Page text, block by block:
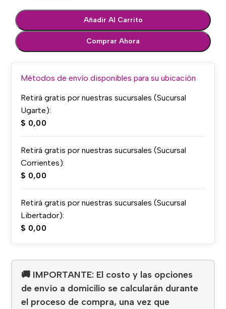
Añadir Al Carrito
Comprar Ahora
Métodos de envío disponibles para su ubicación
Retirá gratis por nuestras sucursales (Sucursal
Ugarte):
$ 0,00
Retirá gratis por nuestras sucursales (Sucursal
Corrientes):
$ 0,00
Retirá gratis por nuestras sucursales (Sucursal
Libertador):
$ 0,00
🚚 IMPORTANTE: El costo y las opciones
de envío a domicilio se calcularán durante
el proceso de compra, una vez que